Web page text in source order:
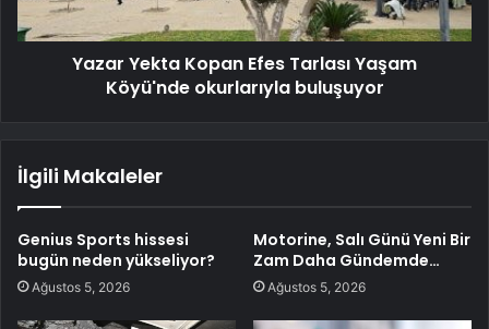
Yazar Yekta Kopan Efes Tarlası Yaşam
Köyü'nde okurlarıyla buluşuyor
İlgili Makaleler
Genius Sports hissesi
bugün neden yükseliyor?
Ağustos 5, 2026
Motorine, Salı Günü Yeni Bir
Zam Daha Gündemde…
Ağustos 5, 2026